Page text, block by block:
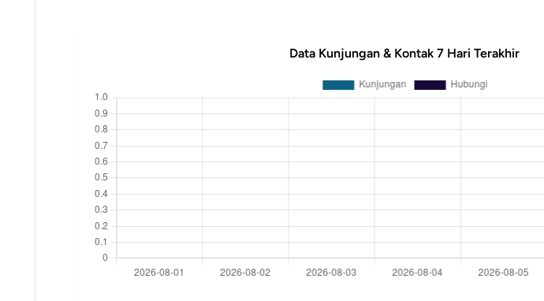
Data Kunjungan & Kontak 7 Hari Terakhir